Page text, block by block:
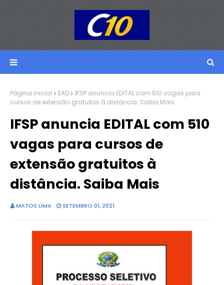
Página inicial EAD
IFSP anuncia EDITAL com 510 vagas para
cursos de extensão gratuitos à distância. Saiba Mais
IFSP anuncia EDITAL com 510
vagas para cursos de
extensão gratuitos à
distância. Saiba Mais
MATOS LIMA SETEMBRO 01, 2021